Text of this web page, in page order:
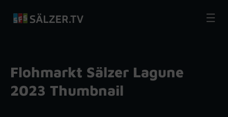
Flohmarkt Sälzer Lagune
2023 Thumbnail